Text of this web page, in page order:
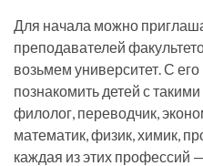
Для начала можно
преподавателей
возьмем университет. С
познакомить детей с
филолог, переводчик,
математик, физик, химик,
каждая из этих профессий